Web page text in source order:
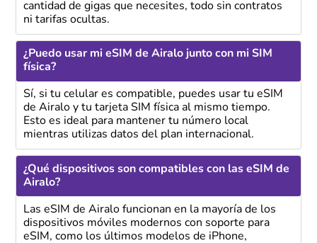
cantidad de gigas que necesites, todo sin contratos
ni tarifas ocultas.
¿Puedo usar mi eSIM de Airalo junto con mi SIM
física?
Sí, si tu celular es compatible, puedes usar tu eSIM
de Airalo y tu tarjeta SIM física al mismo tiempo.
Esto es ideal para mantener tu número local
mientras utilizas datos del plan internacional.
¿Qué dispositivos son compatibles con las eSIM de
Airalo?
Las eSIM de Airalo funcionan en la mayoría de los
dispositivos móviles modernos con soporte para
eSIM, como los últimos modelos de iPhone,